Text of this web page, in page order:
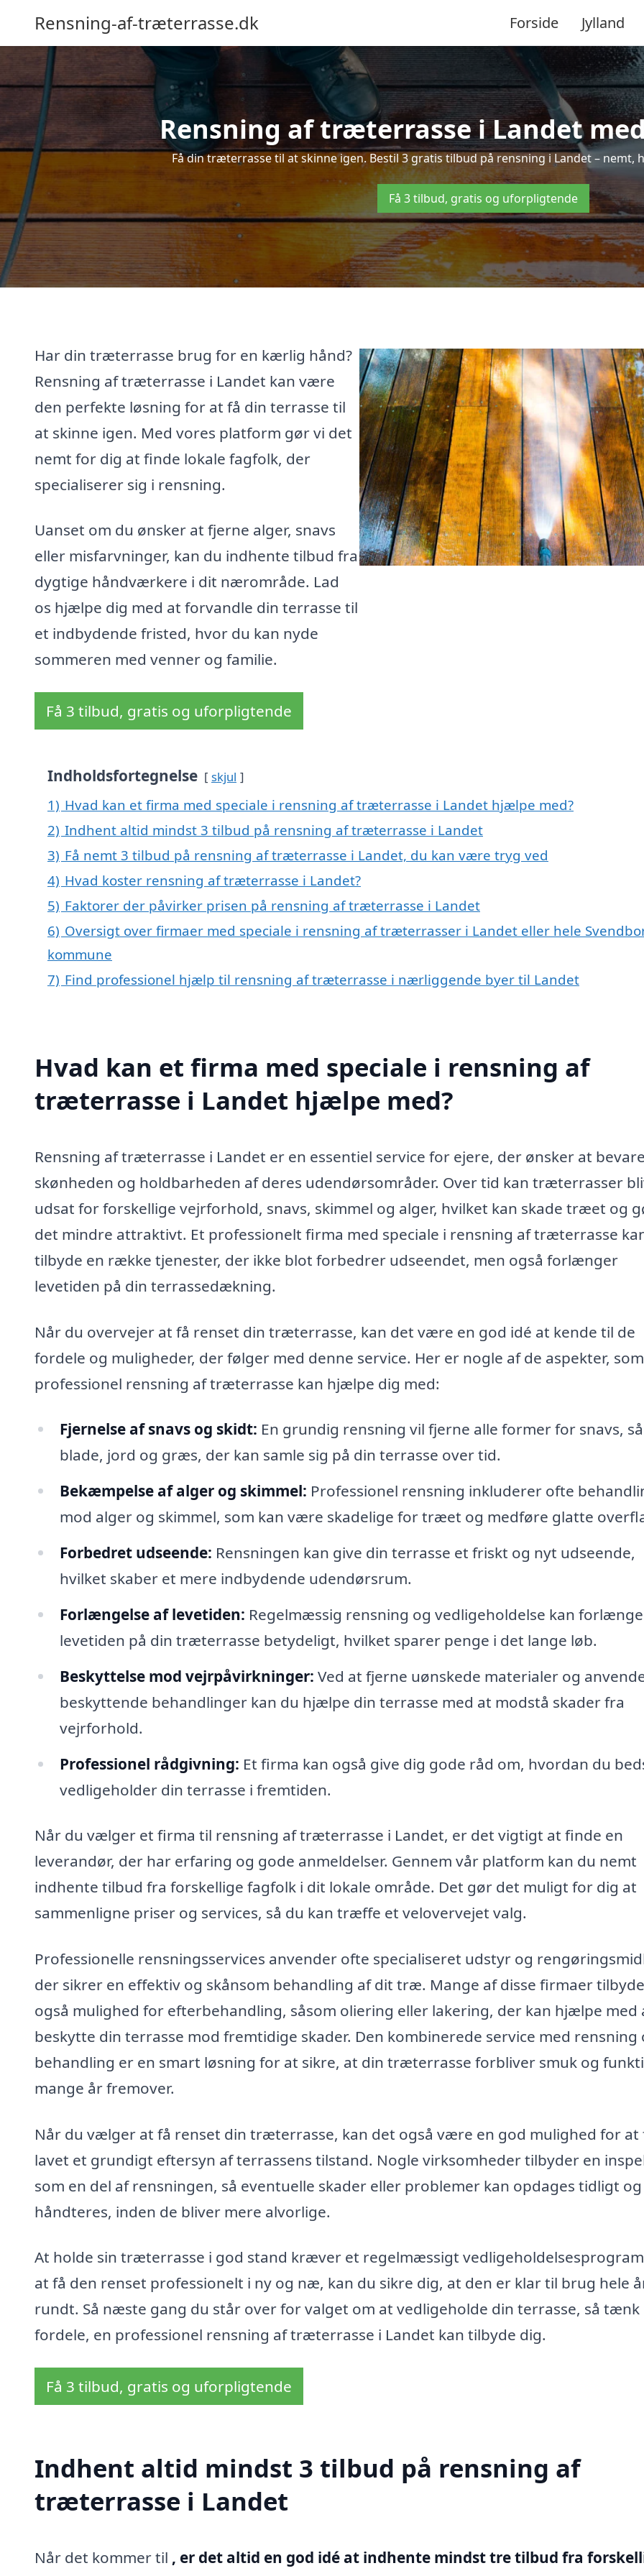
Rensning-af-træterrasse.dk Forside Jylland
Rensning af træterrasse i Landet
Få din træterrasse til at skinne igen. Bestil 3 gratis tilbud på rensning i Landet – nemt,
Få 3 tilbud, gratis og uforpligtende
Har din træterrasse brug for en kærlig hånd?
Rensning af træterrasse i Landet kan være
den perfekte løsning for at få din terrasse til
at skinne igen. Med vores platform gør vi det
nemt for dig at finde lokale fagfolk, der
specialiserer sig i rensning.
Uanset om du ønsker at fjerne alger, snavs
eller misfarvninger, kan du indhente tilbud fra
dygtige håndværkere i dit nærområde. Lad
os hjælpe dig med at forvandle din terrasse til
et indbydende fristed, hvor du kan nyde
sommeren med venner og familie.
Få 3 tilbud, gratis og uforpligtende
Indholdsfortegnelse skjul
1) Hvad kan et firma med speciale i rensning af træterrasse i Landet hjælpe med?
2) Indhent altid mindst 3 tilbud på rensning af træterrasse i Landet
3) Få nemt 3 tilbud på rensning af træterrasse i Landet, du kan være tryg ved
4) Hvad koster rensning af træterrasse i Landet?
5) Faktorer der påvirker prisen på rensning af træterrasse i Landet
6) Oversigt over firmaer med speciale i rensning af træterrasser i Landet eller hele
kommune
7) Find professionel hjælp til rensning af træterrasse i nærliggende byer til Landet
Hvad kan et firma med speciale i rensning af
træterrasse i Landet hjælpe med?
Rensning af træterrasse i Landet er en essentiel service for ejere, der ønsker at
skønheden og holdbarheden af deres udendørsområder. Over tid kan træterrasser
udsat for forskellige vejrforhold, snavs, skimmel og alger, hvilket kan skade træet og
det mindre attraktivt. Et professionelt firma med speciale i rensning af træterrasse
tilbyde en række tjenester, der ikke blot forbedrer udseendet, men også forlænger
levetiden på din terrassedækning.
Når du overvejer at få renset din træterrasse, kan det være en god idé at kende til de
fordele og muligheder, der følger med denne service. Her er nogle af de aspekter,
professionel rensning af træterrasse kan hjælpe dig med:
Fjernelse af snavs og skidt: En grundig rensning vil fjerne alle former for snavs,
blade, jord og græs, der kan samle sig på din terrasse over tid.
Bekæmpelse af alger og skimmel: Professionel rensning inkluderer ofte
mod alger og skimmel, som kan være skadelige for træet og medføre glatte
Forbedret udseende: Rensningen kan give din terrasse et friskt og nyt udseende,
hvilket skaber et mere indbydende udendørsrum.
Forlængelse af levetiden: Regelmæssig rensning og vedligeholdelse kan forlænge
levetiden på din træterrasse betydeligt, hvilket sparer penge i det lange løb.
Beskyttelse mod vejrpåvirkninger: Ved at fjerne uønskede materialer og
beskyttende behandlinger kan du hjælpe din terrasse med at modstå skader fra
vejrforhold.
Professionel rådgivning: Et firma kan også give dig gode råd om, hvordan du
vedligeholder din terrasse i fremtiden.
Når du vælger et firma til rensning af træterrasse i Landet, er det vigtigt at finde en
leverandør, der har erfaring og gode anmeldelser. Gennem vår platform kan du nemt
indhente tilbud fra forskellige fagfolk i dit lokale område. Det gør det muligt for dig at
sammenligne priser og services, så du kan træffe et velovervejet valg.
Professionelle rensningsservices anvender ofte specialiseret udstyr og
der sikrer en effektiv og skånsom behandling af dit træ. Mange af disse firmaer
også mulighed for efterbehandling, såsom oliering eller lakering, der kan hjælpe med
beskytte din terrasse mod fremtidige skader. Den kombinerede service med rensning
behandling er en smart løsning for at sikre, at din træterrasse forbliver smuk og
mange år fremover.
Når du vælger at få renset din træterrasse, kan det også være en god mulighed for at
lavet et grundigt eftersyn af terrassens tilstand. Nogle virksomheder tilbyder en
som en del af rensningen, så eventuelle skader eller problemer kan opdages tidligt og
håndteres, inden de bliver mere alvorlige.
At holde sin træterrasse i god stand kræver et regelmæssigt
at få den renset professionelt i ny og næ, kan du sikre dig, at den er klar til brug hele
rundt. Så næste gang du står over for valget om at vedligeholde din terrasse, så tænk
fordele, en professionel rensning af træterrasse i Landet kan tilbyde dig.
Få 3 tilbud, gratis og uforpligtende
Indhent altid mindst 3 tilbud på rensning af
træterrasse i Landet
Når det kommer til , er det altid en god idé at indhente mindst tre tilbud fra